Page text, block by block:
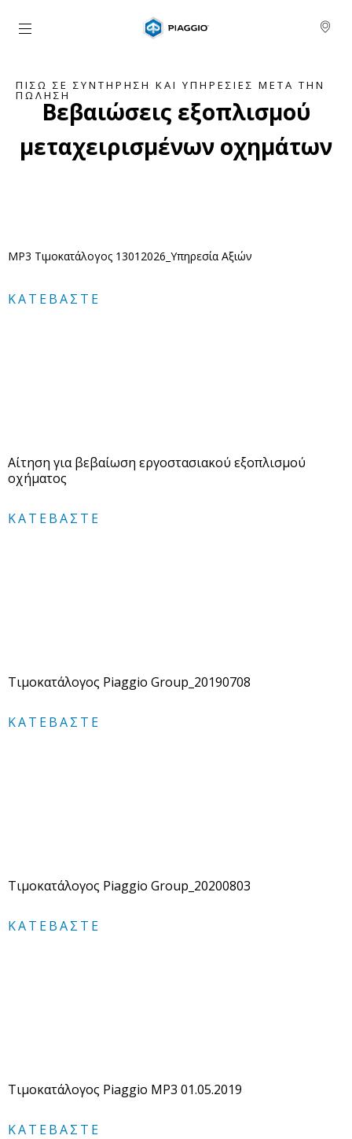
Μετάβαση στο κυρίως περιεχόμενο
ΠΊΣΩ ΣΕ ΣΥΝΤΉΡΗΣΗ ΚΑΙ ΥΠΗΡΕΣΊΕΣ ΜΕΤΆ ΤΗΝ
ΠΏΛΗΣΗ
Βεβαιώσεις εξοπλισμού
μεταχειρισμένων οχημάτων
MP3 Τιμοκατάλογος 13012026_Υπηρεσία Αξιών
ΚΑΤΕΒΆΣΤΕ
Αίτηση για βεβαίωση εργοστασιακού εξοπλισμού
οχήματος
ΚΑΤΕΒΆΣΤΕ
Τιμοκατάλογος Piaggio Group_20190708
ΚΑΤΕΒΆΣΤΕ
Τιμοκατάλογος Piaggio Group_20200803
ΚΑΤΕΒΆΣΤΕ
Τιμοκατάλογος Piaggio MP3 01.05.2019
ΚΑΤΕΒΆΣΤΕ